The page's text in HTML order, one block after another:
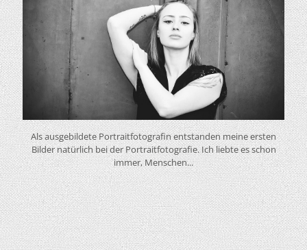
Als ausgebildete Portraitfotografin entstanden meine ersten
Bilder natürlich bei der Portraitfotografie. Ich liebte es schon
immer, Menschen...